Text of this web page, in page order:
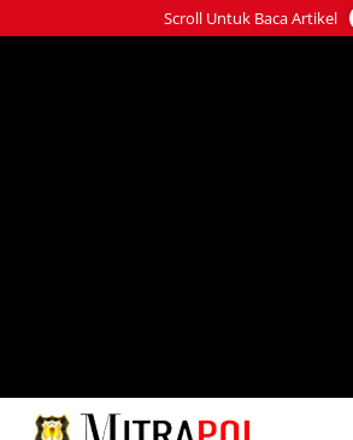
ke
Scroll Untuk Baca Artikel